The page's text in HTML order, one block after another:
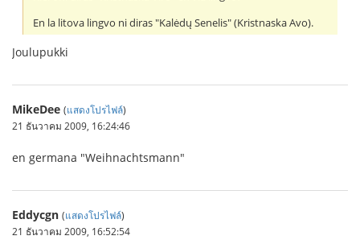
En la litova lingvo ni diras "Kalėdų Senelis" (Kristnaska Avo).
Joulupukki
MikeDee (แสดงโปรไฟล์)
21 ธันวาคม 2009, 16:24:46
en germana "Weihnachtsmann"
Eddycgn (แสดงโปรไฟล์)
21 ธันวาคม 2009, 16:52:54